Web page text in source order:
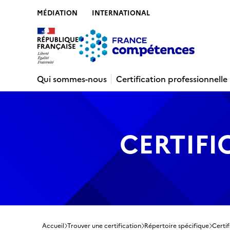
MÉDIATION INTERNATIONAL
Qui sommes-nous
Certification professionnelle
Accueil Trouver une certification Répertoire spécifique